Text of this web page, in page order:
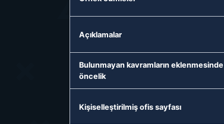
Açıklamalar
Bulunmayan kavramların eklenmesinde
öncelik
Kişiselleştirilmiş ofis sayfası